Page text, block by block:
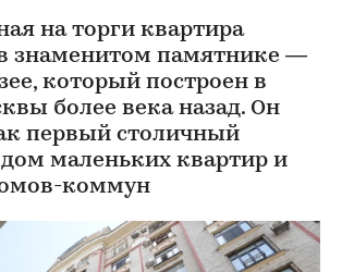
на торги квартира
знаменитом памятнике —
который построен в
более века назад. Он
первый столичный
дом маленьких квартир и
коммун